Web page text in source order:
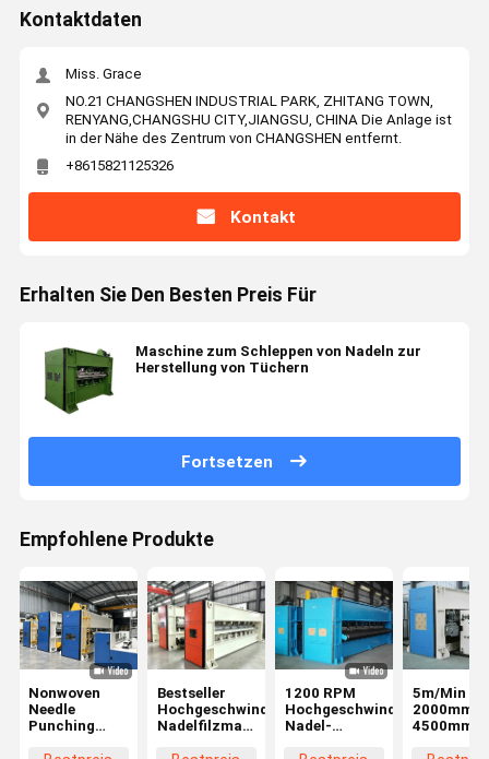
Kontaktdaten
Miss. Grace
NO.21 CHANGSHEN INDUSTRIAL PARK, ZHITANG TOWN,
RENYANG,CHANGSHU CITY,JIANGSU, CHINA Die Anlage ist
in der Nähe des Zentrum von CHANGSHEN entfernt.
+8615821125326
Kontakt
Erhalten Sie Den Besten Preis Für
Maschine zum Schleppen von Nadeln zur
Herstellung von Tüchern
Fortsetzen
Empfohlene Produkte
Nonwoven
Needle
Punching
Bestseller
Hochgeschwindigkeits-
Nadelfilzmaschine
1200 RPM
Hochgeschwindigkeits-
Nadel-
5m/Min
2000mm ~
4500mm